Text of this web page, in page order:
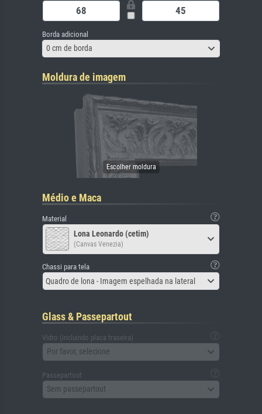
Borda adicional
0 cm de borda
Moldura de imagem
Médio e Maca
Material
Lona Leonardo (cetim)
(Canvas Venezia)
Chassi para tela
Quadro de lona - Imagem espelhada na lateral
Glass & Passepartout
Vidro (incluindo placa traseira)
Por favor, selecione
Passepartout
Sem passepartout